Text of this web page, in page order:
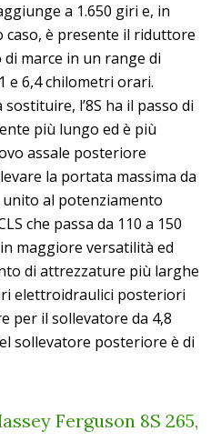
a 1.650 giri e, in
caso, è presente il riduttore
marce in un range di
e 6,4 chilometri orari.
l’8S ha il passo di
più lungo ed è più
assale posteriore
la portata massima da
unito al potenziamento
che passa da 110 a 150
maggiore versatilità ed
di attrezzature più larghe
elettroidraulici posteriori
per il sollevatore da 4,8
sollevatore posteriore è di
Ferguson 8S 265,